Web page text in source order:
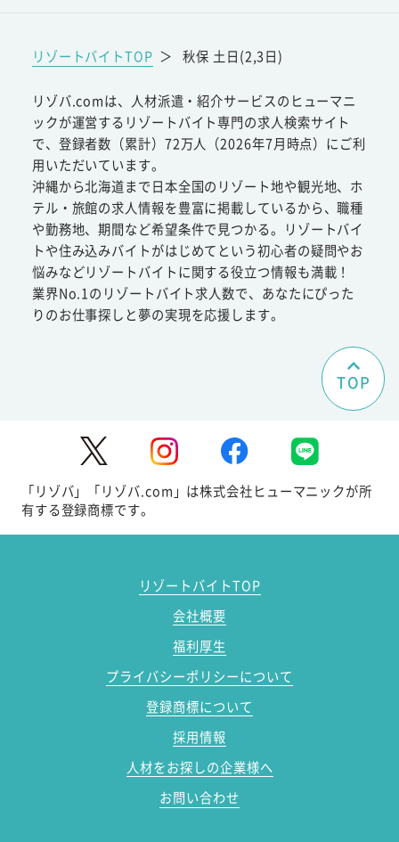
リゾートバイトTOP ＞ 秋保 土日(2,3日)
リゾバ.comは、人材派遣・紹介サービスのヒューマニ
ックが運営するリゾートバイト専門の求人検索サイト
で、登録者数（累計）72万人（2026年7月時点）にご利
用いただいています。
沖縄から北海道まで日本全国のリゾート地や観光地、ホ
テル・旅館の求人情報を豊富に掲載しているから、職種
や勤務地、期間など希望条件で見つかる。リゾートバイ
トや住み込みバイトがはじめてという初心者の疑問やお
悩みなどリゾートバイトに関する役立つ情報も満載！
業界No.1のリゾートバイト求人数で、あなたにぴった
りのお仕事探しと夢の実現を応援します。
TOP
「リゾバ」「リゾバ.com」は株式会社ヒューマニックが所
有する登録商標です。
リゾートバイトTOP
会社概要
福利厚生
プライバシーポリシーについて
登録商標について
採用情報
人材をお探しの企業様へ
お問い合わせ